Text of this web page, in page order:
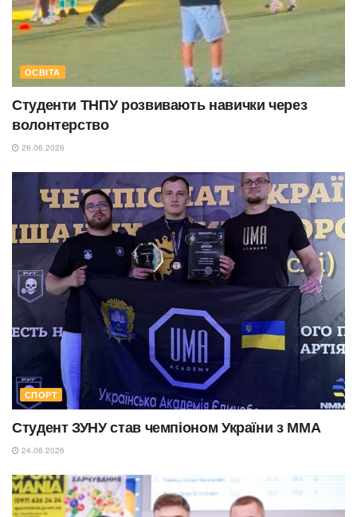
ОСВІТА
Студенти ТНПУ розвивають навички через
волонтерство
26.06.2026
СПОРТ
Студент ЗУНУ став чемпіоном України з ММА
24.06.2026